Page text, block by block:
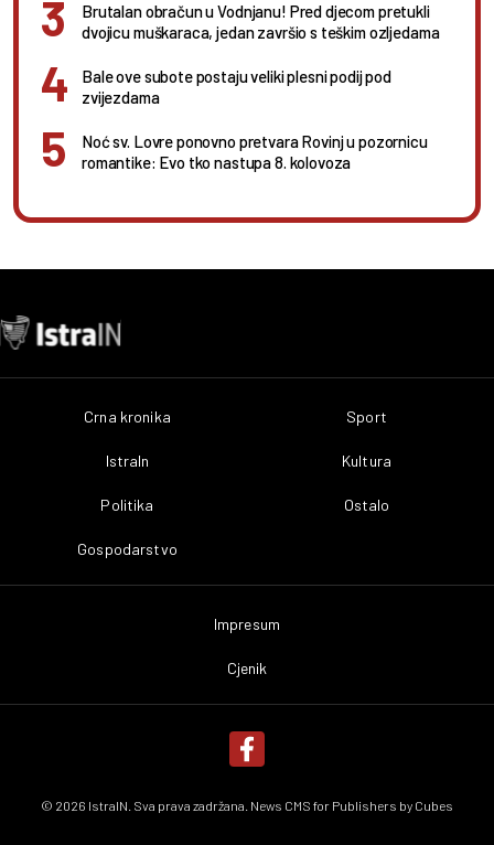
Brutalan obračun u Vodnjanu! Pred djecom pretukli
dvojicu muškaraca, jedan završio s teškim ozljedama
Bale ove subote postaju veliki plesni podij pod
zvijezdama
Noć sv. Lovre ponovno pretvara Rovinj u pozornicu
romantike: Evo tko nastupa 8. kolovoza
Crna kronika
IstraIn
Politika
Gospodarstvo
Sport
Kultura
Ostalo
Impresum
Cjenik
© 2026 IstraIN. Sva prava zadržana. News CMS for Publishers by Cubes